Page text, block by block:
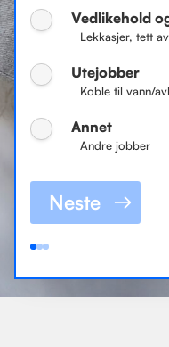
Vedlikehold
Lekkasjer, tett
Utejobber
Koble til vann/
Annet
Andre jobber
Neste